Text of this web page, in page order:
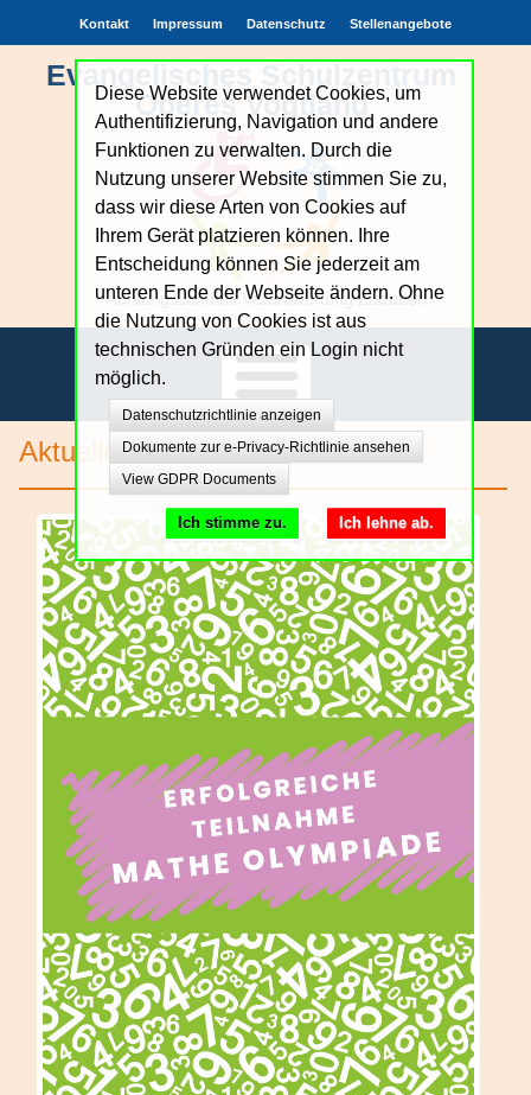
Evangelisches Schulzentrum
Oberes Vogtland
Achtung.Echtheit.Verantwortung.Zutrauen
Kontakt Impressum Datenschutz Stellenangebote
Unsere Schule
Bildungsangebote
Schulgemeinschaft
Schulorganisation
Aktuelles
Diese Website verwendet Cookies, um
Authentifizierung, Navigation und andere
Funktionen zu verwalten. Durch die
Nutzung unserer Website stimmen Sie zu,
dass wir diese Arten von Cookies auf
Ihrem Gerät platzieren können. Ihre
Entscheidung können Sie jederzeit am
unteren Ende der Webseite ändern. Ohne
die Nutzung von Cookies ist aus
technischen Gründen ein Login nicht
möglich.
Datenschutzrichtlinie anzeigen
Dokumente zur e-Privacy-Richtlinie ansehen
View GDPR Documents
Ich lehne ab.
Ich stimme zu.